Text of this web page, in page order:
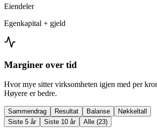
Eiendeler
Egenkapital + gjeld
Marginer over tid
Hvor mye sitter virksomheten igjen med per
Høyere er bedre.
Sammendrag Resultat Balanse
Nøkkeltall
Siste 5 år
Siste 10 år Alle (23)